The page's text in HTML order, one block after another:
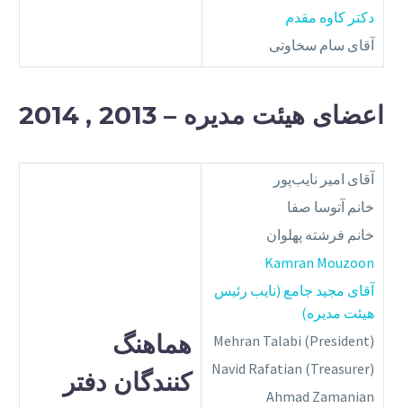
دکتر کاوه مقدم
آقای سام سخاوتی
اعضای هیئت مدیره – 2013 , 2014
آقای امیر نایب‌پور
خانم آتوسا صفا
خانم فرشته پهلوان
Kamran Mouzoon
آقای مجید جامع (نایب رئیس
هیئت مدیره)
Mehran Talabi (President)
Navid Rafatian (Treasurer)
Ahmad Zamanian
هماهنگ‌
کنندگان دفتر